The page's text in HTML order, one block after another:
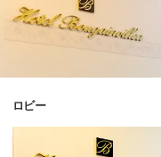
ロビー